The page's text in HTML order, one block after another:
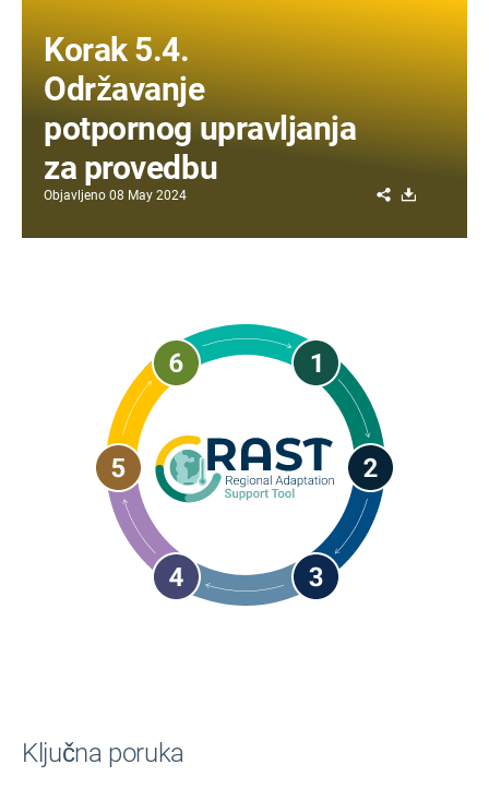
Korak 5.4.
Održavanje
potpornog upravljanja
za provedbu
Objavljeno 08 May 2024 Share
Ključna poruka